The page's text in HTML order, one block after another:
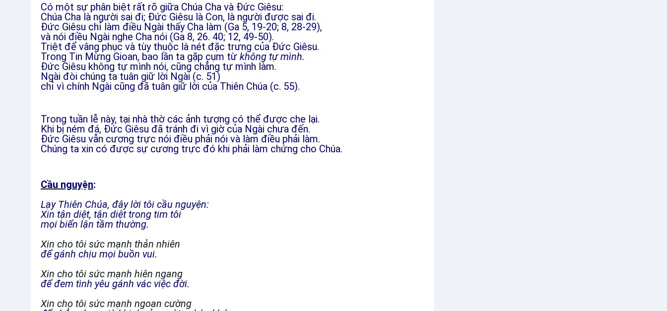
Có một sự phân biệt rất rõ giữa Chúa Cha và Đức Giêsu:
Chúa Cha là người sai đi; Đức Giêsu là Con, là người được sai đi.
Đức Giêsu chỉ làm điều Ngài thấy Cha làm (Ga 5, 19-20; 8, 28-29),
và nói điều Ngài nghe Cha nói (Ga 8, 26. 40; 12, 49-50).
Triệt để vâng phục và tùy thuộc là nét đặc trưng của Đức Giêsu.
Trong Tin Mừng Gioan, bao lần ta gặp cụm từ không tự mình.
Đức Giêsu không tự mình nói, cũng chẳng tự mình làm.
Ngài đòi chúng ta tuân giữ lời Ngài (c. 51)
chỉ vì chính Ngài cũng đã tuân giữ lời của Thiên Chúa (c. 55).
Trong tuần lễ này, tại nhà thờ các ảnh tượng có thể được che lại.
Khi bị ném đá, Đức Giêsu đã tránh đi vì giờ của Ngài chưa đến.
Đức Giêsu vẫn cương trực nói điều phải nói và làm điều phải làm.
Chúng ta xin có được sự cương trực đó khi phải làm chứng cho Chúa.
Cầu nguyện:
Lạy Thiên Chúa, đây lời tôi cầu nguyện:
Xin tận diệt, tận diệt trong tim tôi
mọi biển lận tầm thường.
Xin cho tôi sức mạnh thản nhiên
để gánh chịu mọi buồn vui.
Xin cho tôi sức mạnh hiên ngang
để đem tình yêu gánh vác việc đời.
Xin cho tôi sức mạnh ngoan cường